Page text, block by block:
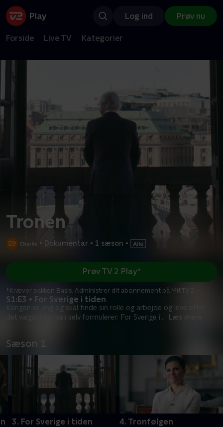
Log ind Prøv nu
Forside Live TV Kategorier
Tronen
• Dokumentar • 1 sæson •
S1:E3 • For Sverige i tiden
Kongen er ung og skal finde sin rolle og arbejde og leve efter
det valgsprog, han selv formulerer: For Sverige i... Læs mere
Prøv TV 2 Play*
*Kræver pakken Basis. Administrer dit abonnement på Mit TV 2.
Sæson 1
3. For Sverige i tiden 4. Tronfølgen